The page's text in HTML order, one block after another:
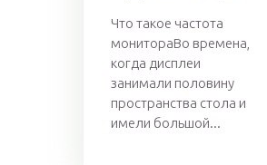
Что такое частота
монитораВо времена,
когда дисплеи
занимали половину
пространства стола и
имели большой...